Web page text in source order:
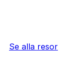
Se alla resor